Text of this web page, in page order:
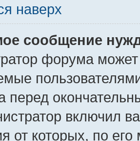
наверх
сообщение
форума
перед
включил
от которых, по